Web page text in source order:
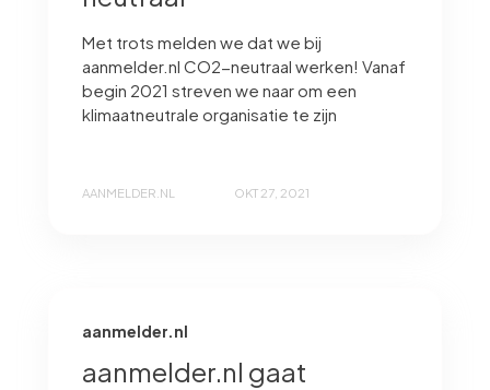
Met trots melden we dat we bij
aanmelder.nl CO2-neutraal werken! Vanaf
begin 2021 streven we naar om een
klimaatneutrale organisatie te zijn
AANMELDER.NL OKT 27, 2021
aanmelder.nl
aanmelder.nl gaat